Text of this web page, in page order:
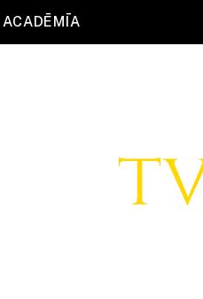
ACADĒMĪA